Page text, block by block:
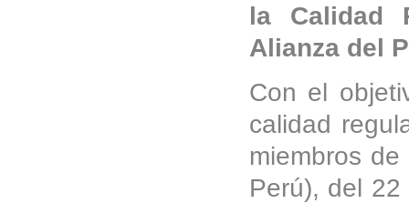
la Calidad
Alianza del
Con el
calidad
miembros
Perú), del